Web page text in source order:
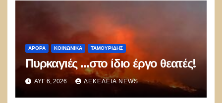
ΑΡΘΡΑ ΚΟΙΝΩΝΙΚΑ ΤΑΜΟΥΡΊΔΗΣ
Πυρκαγιές …στο ίδιο έργο θεατές!
ΑΥΓ 6, 2026 ΔΕΚΈΛΕΙΑ NEWS